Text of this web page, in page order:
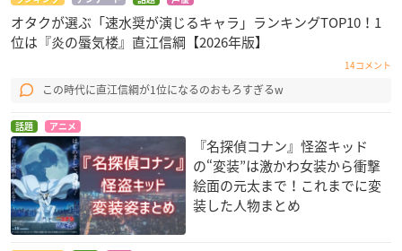
オタクが選ぶ「速水奨が演じるキャラ」ランキングTOP10！1
位は『炎の蜃気楼』直江信綱【2026年版】
14コメント
この時代に直江信綱が1位になるのおもろすぎるw
話題 アニメ
『名探偵コナン』怪盗キッド
の“変装”は激かわ女装から衝撃
絵面の元太まで！これまでに変
装した人物まとめ